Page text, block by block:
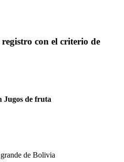
con el criterio de
Jugos de fruta
de Bolivia